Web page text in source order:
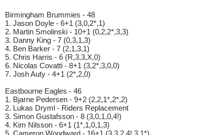
Birmingham Brummies - 48
1. Jason Doyle - 6+1 (3,0,2*,1)
2. Martin Smolinski - 10+1 (0,2,2*,3,3)
3. Danny King - 7 (0,3,1,3)
4. Ben Barker - 7 (2,1,3,1)
5. Chris Harris - 6 (R,3,3,X,0)
6. Nicolas Covatti - 8+1 (3,2*,3,0,0)
7. Josh Auty - 4+1 (2*,2,0)
Eastbourne Eagles - 46
1. Bjarne Pedersen - 9+2 (2,2,1*,2*,2)
2. Lukas Dryml - Riders Replacement
3. Simon Gustafsson - 8 (3,0,1,0,4!)
4. Kim Nilsson - 6+1 (1*,1,0,1,3)
5. Cameron Woodward - 16+1 (3,3,2,4!,3,1*)